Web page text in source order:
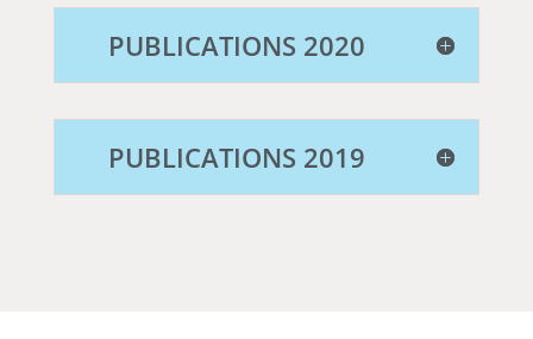
PUBLICATIONS 2020
PUBLICATIONS 2019